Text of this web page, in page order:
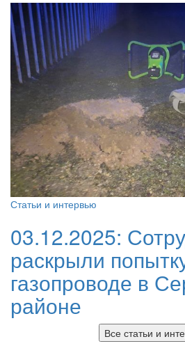
Статьи и интервью
03.12.2025:
раскрыли
газопроводе в
районе
Все статьи и